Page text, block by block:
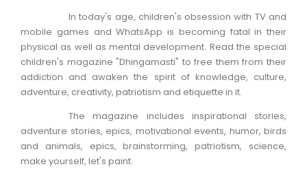
ABOUT US
CONTACT US
DONATE
In today's age, children's obsession with TV and
mobile games and WhatsApp is becoming fatal in their
physical as well as mental development. Read the special
children's magazine "Dhingamasti" to free them from their
addiction and awaken the spirit of knowledge, culture,
adventure, creativity, patriotism and etiquette in it.
The magazine includes inspirational stories,
adventure stories, epics, motivational events, humor, birds
and animals, epics, brainstorming, patriotism, science,
make yourself, let's paint.